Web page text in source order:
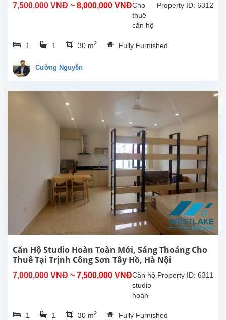
7,500,000 VNĐ ~ 8,000,000 VNĐ Property ID: 6312
Cho
thuê
căn hộ
view hồ
tại
Tây
Hồ.
tích
30m²,
đã
lắp đặt
các
trang
thiết bị,
nội thất
1 1 30 m2 Fully Furnished
Cường Nguyễn
Căn Hộ Studio Hoàn Toàn Mới, Sáng Thoáng Cho
Thuê Tại Trịnh Công Sơn Tây Hồ, Hà Nội
7,000,000 VNĐ ~ 7,500,000 VNĐ Property ID: 6311
Căn hộ
studio
hoàn
mới tại
1 1 30 m2 Fully Furnished